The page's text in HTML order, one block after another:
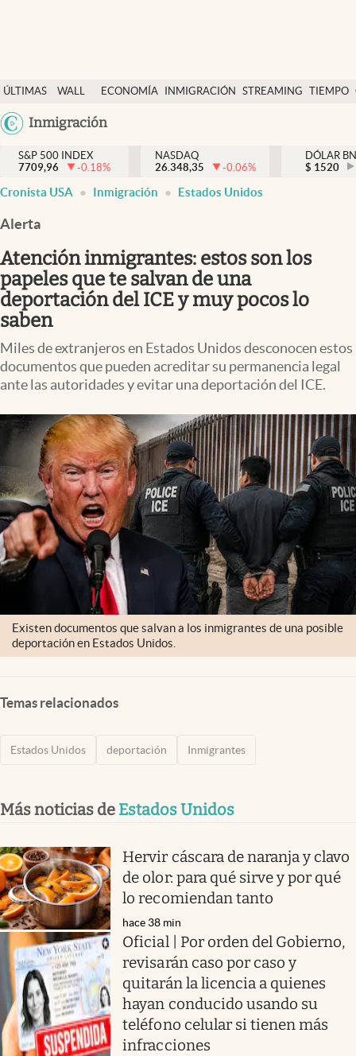
ÚLTIMAS
NOTICIAS
WALL
Y
DÓLAR
ECONOMÍA INMIGRACIÓN STREAMING TIEMPO
México
Inmigración
Finanzas y economía
Wall Street y dólar
Inmigración
Espiritual
Streaming
Lifestyle
S&P 500 INDEX
7709,96
-0.18%
NASDAQ
26.348,35
-0.06%
DÓLAR
$ 1520
Cronista USA Inmigración Estados Unidos
Alerta
Atención inmigrantes: estos son los
papeles que te salvan de una
deportación del ICE y muy pocos lo
saben
Miles de extranjeros en Estados Unidos desconocen estos
documentos que pueden acreditar su permanencia legal
ante las autoridades y evitar una deportación del ICE.
Existen documentos que salvan a los inmigrantes de una posible
deportación en Estados Unidos.
Temas relacionados
Estados Unidos deportación Inmigrantes
Más noticias de Estados Unidos
Hervir cáscara de naranja y clavo
de olor: para qué sirve y por qué
lo recomiendan tanto
hace 38 min
Oficial | Por orden del Gobierno,
revisarán caso por caso y
quitarán la licencia a quienes
hayan conducido usando su
teléfono celular si tienen más
infracciones